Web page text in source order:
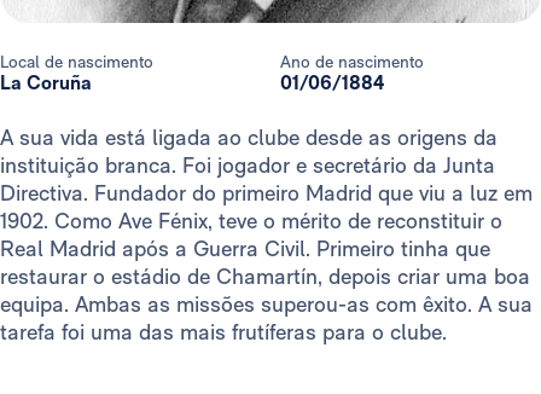
Local de nascimento
La Coruña
Ano de nascimento
01/06/1884
A sua vida está ligada ao clube desde as origens da
instituição branca. Foi jogador e secretário da Junta
Directiva. Fundador do primeiro Madrid que viu a luz em
1902. Como Ave Fénix, teve o mérito de reconstituir o
Real Madrid após a Guerra Civil. Primeiro tinha que
restaurar o estádio de Chamartín, depois criar uma boa
equipa. Ambas as missões superou-as com êxito. A sua
tarefa foi uma das mais frutíferas para o clube.